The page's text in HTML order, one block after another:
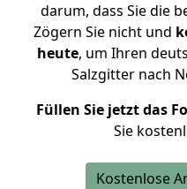
darum, dass Sie die
Zögern Sie nicht und
heute, um Ihren
Salzgitter nach
Füllen Sie jetzt das
Sie
Kostenlose